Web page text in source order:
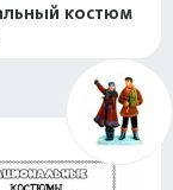
костюм